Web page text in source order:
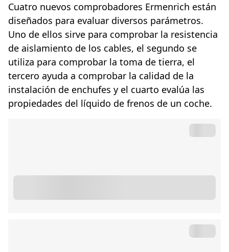
Cuatro nuevos comprobadores Ermenrich están
diseñados para evaluar diversos parámetros.
Uno de ellos sirve para comprobar la resistencia
de aislamiento de los cables, el segundo se
utiliza para comprobar la toma de tierra, el
tercero ayuda a comprobar la calidad de la
instalación de enchufes y el cuarto evalúa las
propiedades del líquido de frenos de un coche.